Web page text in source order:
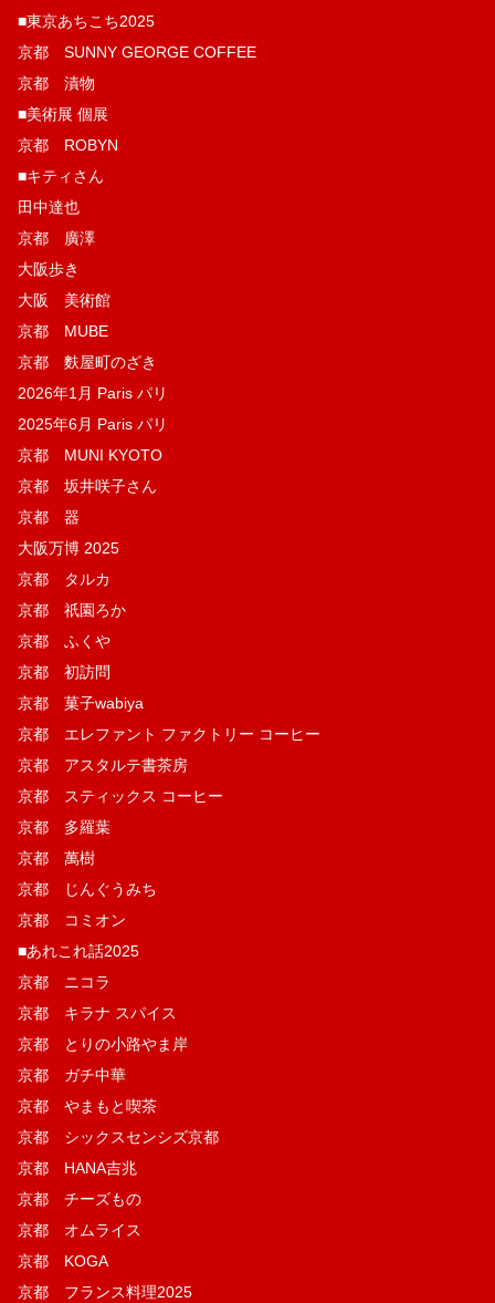
■東京あちこち2025
京都 SUNNY GEORGE COFFEE
京都 漬物
■美術展 個展
京都 ROBYN
■キティさん
田中達也
京都 廣澤
大阪歩き
大阪 美術館
京都 MUBE
京都 麩屋町のざき
2026年1月 Paris パリ
2025年6月 Paris パリ
京都 MUNI KYOTO
京都 坂井咲子さん
京都 器
大阪万博 2025
京都 タルカ
京都 祇園ろか
京都 ふくや
京都 初訪問
京都 菓子wabiya
京都 エレファント ファクトリー コーヒー
京都 アスタルテ書茶房
京都 スティックス コーヒー
京都 多羅葉
京都 萬樹
京都 じんぐうみち
京都 コミオン
■あれこれ話2025
京都 ニコラ
京都 キラナ スパイス
京都 とりの小路やま岸
京都 ガチ中華
京都 やまもと喫茶
京都 シックスセンシズ京都
京都 HANA吉兆
京都 チーズもの
京都 オムライス
京都 KOGA
京都 フランス料理2025